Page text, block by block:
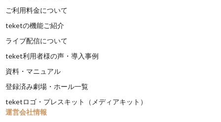
ご利用料金について
teketの機能ご紹介
ライブ配信について
teket利用者様の声・導入事例
資料・マニュアル
登録済み劇場・ホール一覧
teketロゴ・プレスキット（メディアキット）
運営会社情報